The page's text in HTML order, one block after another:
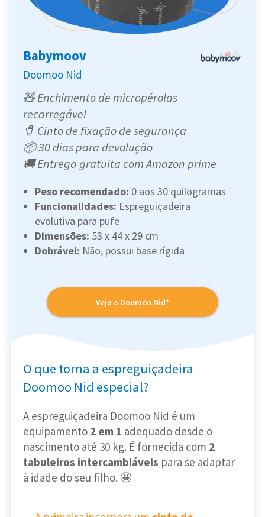
Babymoov
Doomoo Nid
🧸 Enchimento de micropérolas
recarregável
🧷 Cinto de fixação de segurança
📦 30 dias para devolução
🚚 Entrega gratuita com Amazon prime
Peso recomendado: 0 aos 30 quilogramas
Funcionalidades: Espreguiçadeira
evolutiva para pufe
Dimensões: 53 x 44 x 29 cm
Dobrável: Não, possui base rígida
Veja a Doomoo Nid*
O que torna a espreguiçadeira
Doomoo Nid especial?
A espreguiçadeira Doomoo Nid é um
equipamento 2 em 1 adequado desde o
nascimento até 30 kg. É fornecida com 2
tabuleiros intercambiáveis para se adaptar
à idade do seu filho. 🤩